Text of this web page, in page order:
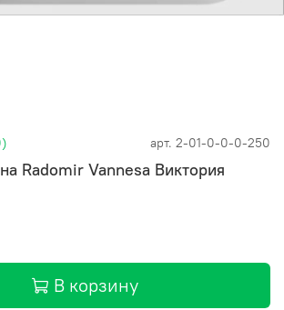
арт. 2-01-0-0-0-250
Radomir Vannesa Виктория
В корзину